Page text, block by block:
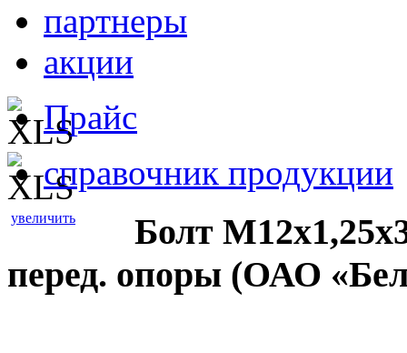
партнеры
акции
Прайс
справочник продукции
увеличить
Болт
перед. опоры (ОАО